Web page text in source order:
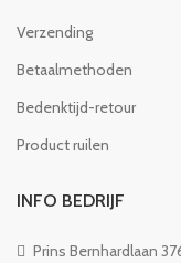
Verzending
Betaalmethoden
Bedenktijd-retour
Product ruilen
INFO BEDRIJF
Prins Bernhardlaan